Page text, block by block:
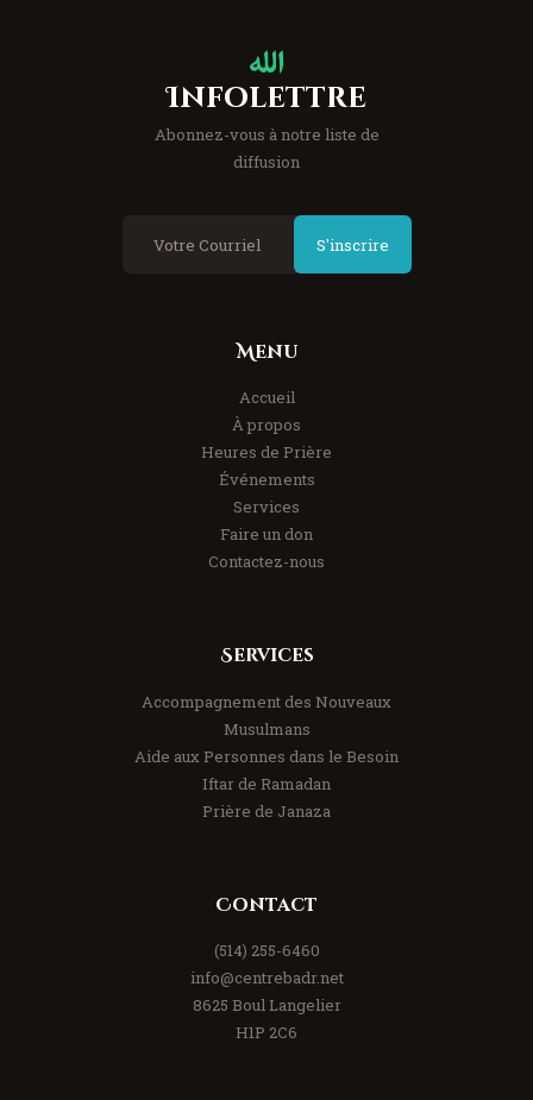
Infolettre
Abonnez-vous à notre liste de
diffusion
S'inscrire
Menu
Accueil
À propos
Heures de Prière
Événements
Services
Faire un don
Contactez-nous
Services
Accompagnement des Nouveaux
Musulmans
Aide aux Personnes dans le Besoin
Iftar de Ramadan
Prière de Janaza
Contact
(514) 255-6460
info@centrebadr.net
8625 Boul Langelier
H1P 2C6